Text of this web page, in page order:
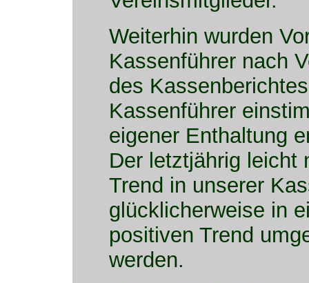
Weiterhin wurden
Kassenführer nach
des
Kassenführer
eigener Enthaltung
Der letztjährig leicht
Trend in unserer
glücklicherweise in
positiven Trend
werden.